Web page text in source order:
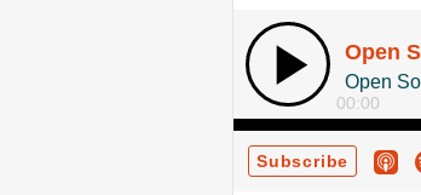
00:00
Subscribe